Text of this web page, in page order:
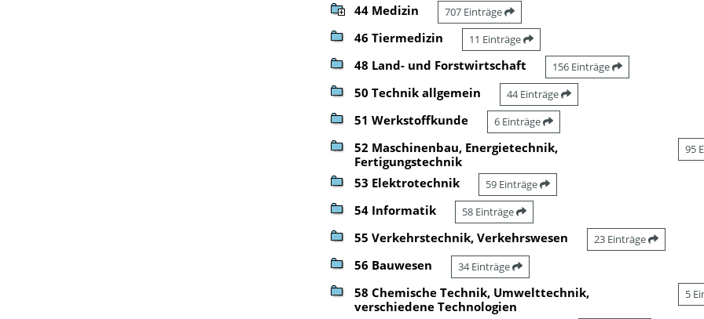
44 Medizin 707 Einträge
46 Tiermedizin 11 Einträge
48 Land- und Forstwirtschaft 156 Einträge
50 Technik allgemein 44 Einträge
51 Werkstoffkunde 6 Einträge
52 Maschinenbau, Energietechnik,
Fertigungstechnik
95
53 Elektrotechnik 59 Einträge
54 Informatik 58 Einträge
55 Verkehrstechnik, Verkehrswesen 23 Einträge
56 Bauwesen 34 Einträge
58 Chemische Technik, Umwelttechnik,
verschiedene Technologien
5